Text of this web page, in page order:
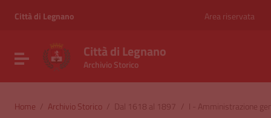
Vai al menu di navigazione
Città di Legnano Area riservata
Attiva / disattiva la navigazione
Città di Legnano
Archivio Storico
Home / Archivio Storico / Dal 1618 al 1897 / I - Amministrazione